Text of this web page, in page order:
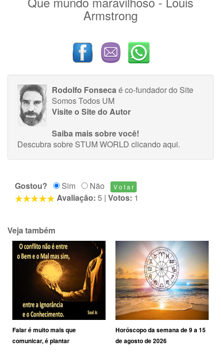
Armstrong
Rodolfo Fonsecaé co-fundador do Site
Somos Todos UM
Visite o Site do Autor
Saiba mais sobre você!
Descubra sobre STUM WORLD clicando aqui.
Gostou? Sim
Não
Avaliação: 5 | Votos: 1
Veja também
Falar é muito mais que
comunicar, é plantar
Horóscopo da semana de 9 a 15
de agosto de 2026